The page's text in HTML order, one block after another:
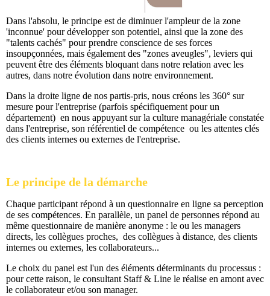
Dans l'absolu, le principe est de diminuer l'ampleur de la zone
'inconnue' pour développer son potentiel, ainsi que la zone des
"talents cachés" pour prendre conscience de ses forces
insoupçonnées, mais également des "zones aveugles", leviers qui
peuvent être des éléments bloquant dans notre relation avec les
autres, dans notre évolution dans notre environnement.
Dans la droite ligne de nos partis-pris, nous créons les 360° sur
mesure pour l'entreprise (parfois spécifiquement pour un
département) en nous appuyant sur la culture managériale constatée
dans l'entreprise, son référentiel de compétence ou les attentes clés
des clients internes ou externes de l'entreprise.
Le principe de la démarche
Chaque participant répond à un questionnaire en ligne sa perception
de ses compétences. En parallèle, un panel de personnes répond au
même questionnaire de manière anonyme : le ou les managers
directs, les collègues proches, des collègues à distance, des clients
internes ou externes, les collaborateurs...
Le choix du panel est l'un des éléments déterminants du processus :
pour cette raison, le consultant Staff & Line le réalise en amont avec
le collaborateur et/ou son manager.